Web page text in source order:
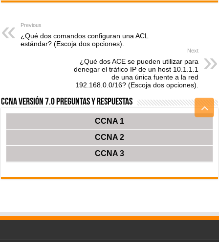
Previous
¿Qué dos comandos configuran una ACL
estándar? (Escoja dos opciones).
Next
¿Qué dos ACE se pueden utilizar para
denegar el tráfico IP de un host 10.1.1.1
de una única fuente a la red
192.168.0.0/16? (Escoja dos opciones).
CCNA Versión 7.0 Preguntas y Respuestas
CCNA 1
CCNA 2
CCNA 3